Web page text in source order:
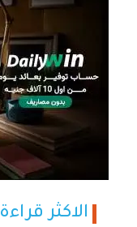
الاكثر قراءة